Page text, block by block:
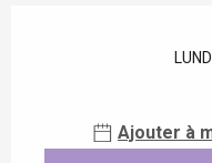
LUNDI
Ajouter à